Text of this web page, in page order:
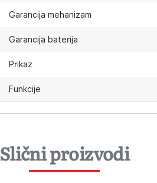
Garancija mehanizam
Garancija baterija
Prikaz
Funkcije
Slični proizvodi